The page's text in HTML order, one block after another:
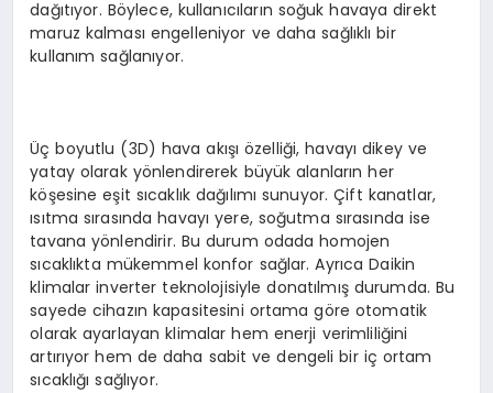
dağıtıyor. Böylece, kullanıcıların soğuk havaya direkt
maruz kalması engelleniyor ve daha sağlıklı bir
kullanım sağlanıyor.
Üç boyutlu (3D) hava akışı özelliği, havayı dikey ve
yatay olarak yönlendirerek büyük alanların her
köşesine eşit sıcaklık dağılımı sunuyor. Çift kanatlar,
ısıtma sırasında havayı yere, soğutma sırasında ise
tavana yönlendirir. Bu durum odada homojen
sıcaklıkta mükemmel konfor sağlar. Ayrıca Daikin
klimalar inverter teknolojisiyle donatılmış durumda. Bu
sayede cihazın kapasitesini ortama göre otomatik
olarak ayarlayan klimalar hem enerji verimliliğini
artırıyor hem de daha sabit ve dengeli bir iç ortam
sıcaklığı sağlıyor.